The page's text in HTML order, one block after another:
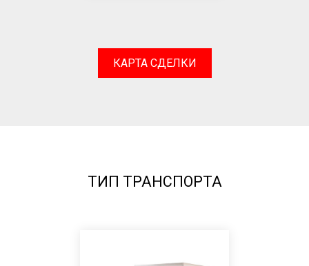
КАРТА СДЕЛКИ
ТИП ТРАНСПОРТА